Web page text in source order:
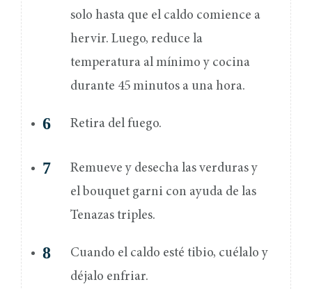
solo hasta que el caldo comience a
hervir. Luego, reduce la
temperatura al mínimo y cocina
durante 45 minutos a una hora.
Retira del fuego.
Remueve y desecha las verduras y
el bouquet garni con ayuda de las
Tenazas triples.
Cuando el caldo esté tibio, cuélalo y
déjalo enfriar.